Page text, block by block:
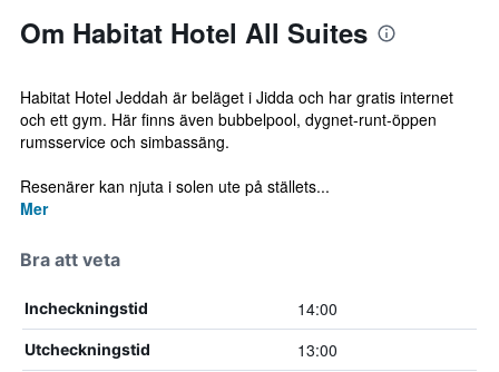
Om Habitat Hotel All Suites
Habitat Hotel Jeddah är beläget i Jidda och har gratis internet
och ett gym. Här finns även bubbelpool, dygnet-runt-öppen
rumsservice och simbassäng.
Resenärer kan njuta i solen ute på ställets...
Mer
Bra att veta
Incheckningstid 14:00
Utcheckningstid 13:00